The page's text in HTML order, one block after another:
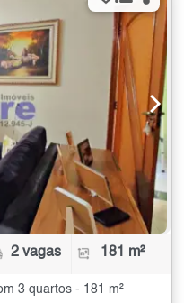
2 vagas 181 m²
3 quartos - 181 m²